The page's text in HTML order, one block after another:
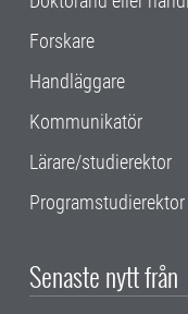
Forskare
Handläggare
Kommunikatör
Lärare/studierektor
Programstudierektor
Senaste nytt från